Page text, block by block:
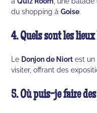
du shopping àGoise.
4. Quels sont les
Le Donjon de Niort est un
visiter, offrant des
5. Où puis-je faire